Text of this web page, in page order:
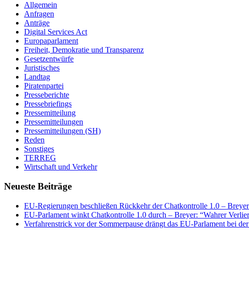
Allgemein
Anfragen
Anträge
Digital Services Act
Europaparlament
Freiheit, Demokratie und Transparenz
Gesetzentwürfe
Juristisches
Landtag
Piratenpartei
Presseberichte
Pressebriefings
Pressemitteilung
Pressemitteilungen
Pressemitteilungen (SH)
Reden
Sonstiges
TERREG
Wirtschaft und Verkehr
Neueste Beiträge
EU-Regierungen beschließen Rückkehr der Chatkontrolle 1.0 –
EU-Parlament winkt Chatkontrolle 1.0 durch – Breyer: “Wahrer
Verfahrenstrick vor der Sommerpause drängt das EU-Parlament bei